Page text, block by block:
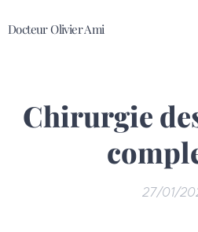
Docteur Olivier Ami
Chirurgie
27/01/